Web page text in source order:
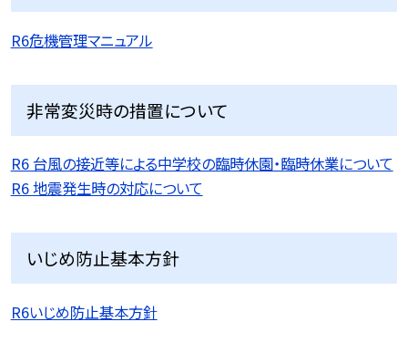
R6危機管理マニュアル
非常変災時の措置について
R6 台風の接近等による中学校の臨時休園・臨時休業について
R6 地震発生時の対応について
いじめ防止基本方針
R6いじめ防止基本方針